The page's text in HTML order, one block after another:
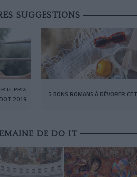
SUGGESTIONS
LE PRIX
2019
5 BONS ROMANS À DÉVORER
DE DO IT